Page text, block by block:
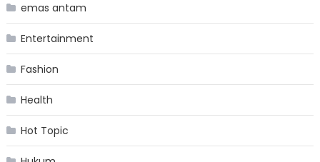
emas antam
Entertainment
Fashion
Health
Hot Topic